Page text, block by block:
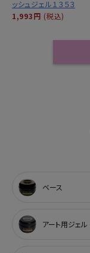
ッシュジェル１３５３
1,993円 (税込)
ベース
アート用ジェル